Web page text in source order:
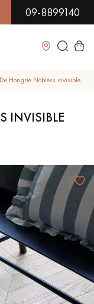
09-8899140
Fermer
À MOTIFS
TRADITIONNELS
PARQUET VERNIS
EN BOIS BRUT
EN CHÊNE FUMÉ
Hongrie Nobless invisible
INVISIBLE